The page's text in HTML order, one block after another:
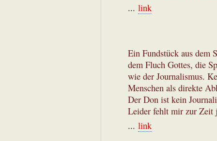
... link
Ein Fundstück aus dem
dem Fluch Gottes, die
wie der Journalismus.
Menschen als direkte
Der Don ist kein
Leider fehlt mir zur Zeit
... link